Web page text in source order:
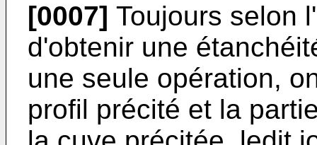
[0007] Toujours selon
d'obtenir une
une seule opération,
profil précité et la